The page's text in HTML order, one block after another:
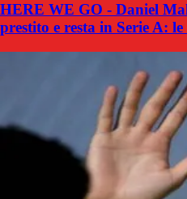
HERE WE GO - Daniel
prestito e resta in Serie A: